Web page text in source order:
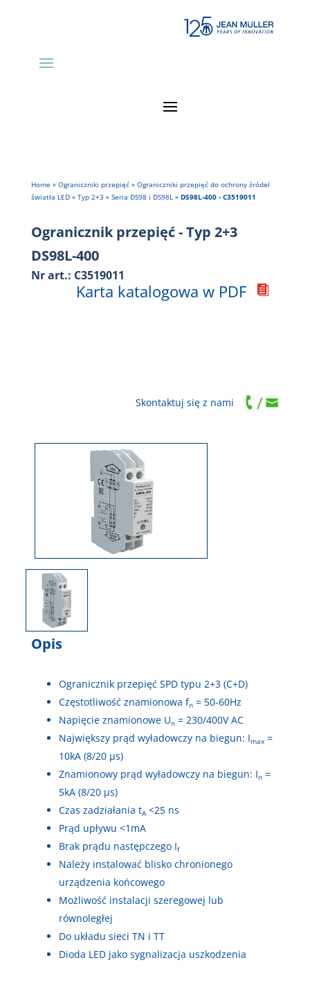
Home » Ograniczniki przepięć» Ograniczniki przepięć do ochrony źródeł
światła LED » Typ 2+3 » Seria DS98 i DS98L » DS98L-400 - C3519011
Ogranicznik przepięć - Typ 2+3
DS98L-400
Nr art.: C3519011

Karta katalogowa w PDF
Skontaktuj się z nami
Opis
Ogranicznik przepięć SPD typu 2+3 (C+D)
Częstotliwość znamionowa fn= 50-60Hz
Napięcie znamionowe Un= 230/400V AC
Największy prąd wyładowczy na biegun: Imax=
10kA (8/20 µs)
Znamionowy prąd wyładowczy na biegun: In=
5kA (8/20 µs)
Czas zadziałania tA <25 ns
Prąd upływu <1mA
Brak prądu następczego If
Należy instalować blisko chronionego
urządzenia końcowego
Możliwość instalacji szeregowej lub
równoległej
Do układu sieci TN i TT
Dioda LED jako sygnalizacja uszkodzenia